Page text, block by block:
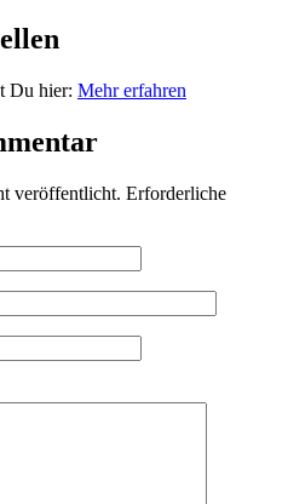
Du hier: Mehr erfahren
veröffentlicht. Erforderliche